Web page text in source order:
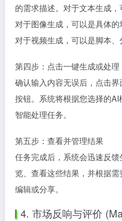
的需求描述。对于文本生成，
对于图像生成，可以是具体的
对于视频生成，可以是脚本、
第四步：点击一键生成或处理
确认输入内容无误后，点击界
按钮。系统将根据您选择的
智能处理任务。
第五步：查看并管理结果
任务完成后，系统会迅速反
览、查看这些结果，并根据
编辑或分享。
4. 市场反响与评价